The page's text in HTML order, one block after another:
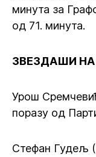
минута за
од 71. минута.
ЗВЕЗДАШИ
Урош
поразу од
Стефан Гудељ